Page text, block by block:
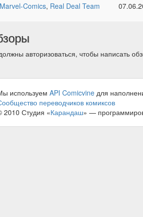
Marvel-Comics, Real Deal Team
авторизоваться, чтобы написать
используем API Comicvine для
переводчиков комиксов
2010 Студия «Карандаш» —